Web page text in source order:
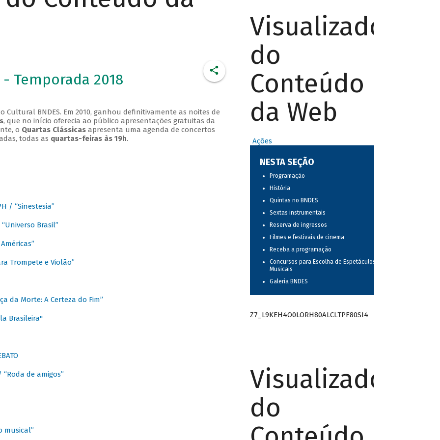
Temporada 2018
BNDES. Em 2010, ganhou definitivamente as noites de
, que no início oferecia ao público apresentações gratuitas da
o Quartas Clássicasapresenta uma agenda de concertos
todas as quartas-feiras às 19h.
/ “Sinestesia”
“Universo Brasil”
Trompete e Violão”
da Morte: A Certeza do Fim”
Brasileira"
/ “Roda de amigos”
musical”
Visualizador
do
Conteúdo
da Web
Ações
NESTA SEÇÃO
Programação
História
Quintas no BNDES
Sextas instrumentais
Reserva de ingressos
Filmes e festivais de cinema
Receba a programação
Concursos para Escolha de Espetáculos
Musicais
Galeria BNDES
Z7_L9KEH4O0LORH80ALCLTPF80SI4
Visualizador
do